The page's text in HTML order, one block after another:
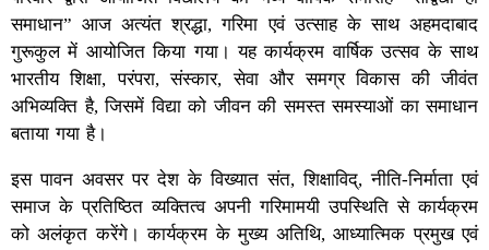
समाधान” आज अत्यंत श्रद्धा, गरिमा एवं उत्साह के साथ अहमदाबाद
गुरूकुल में आयोजित किया गया। यह कार्यक्रम वार्षिक उत्सव के साथ
भारतीय शिक्षा, परंपरा, संस्कार, सेवा और समग्र विकास की जीवंत
अभिव्यक्ति है, जिसमें विद्या को जीवन की समस्त समस्याओं का समाधान
बताया गया है।
इस पावन अवसर पर देश के विख्यात संत, शिक्षाविद्, नीति-निर्माता एवं
समाज के प्रतिष्ठित व्यक्तित्व अपनी गरिमामयी उपस्थिति से कार्यक्रम
को अलंकृत करेंगे। कार्यक्रम के मुख्य अतिथि, आध्यात्मिक प्रमुख एवं